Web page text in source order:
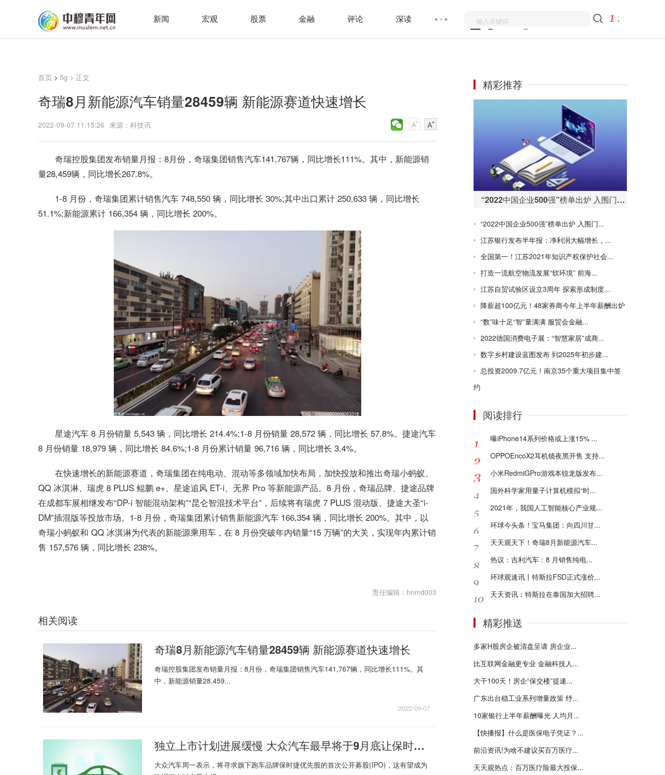
新闻 宏观 股票 金融 评论 深读
首页 > 5g > 正文
奇瑞8月新能源汽车销量28459辆 新能源赛道快速增长
2022-09-07 11:15:26 来源：科技讯
奇瑞控股集团发布销量月报：8月份，奇瑞集团销售汽车141,767辆，同比增长111%。其中，新能源销
量28,459辆，同比增长267.8%。
1-8 月份，奇瑞集团累计销售汽车 748,550 辆，同比增长 30%;其中出口累计 250,633 辆，同比增长
51.1%;新能源累计 166,354 辆，同比增长 200%。
星途汽车 8 月份销量 5,543 辆，同比增长 214.4%;1-8 月份销量 28,572 辆，同比增长 57.8%。捷途汽车
8 月份销量 18,979 辆，同比增长 84.6%;1-8 月份累计销量 96,716 辆，同比增长 3.4%。
在快速增长的新能源赛道，奇瑞集团在纯电动、混动等多领域加快布局，加快投放和推出奇瑞小蚂蚁、
QQ 冰淇淋、瑞虎 8 PLUS 鲲鹏 e+、星途追风 ET-i、无界 Pro 等新能源产品。8 月份，奇瑞品牌、捷途品牌
在成都车展相继发布“DP-i 智能混动架构”“昆仑智混技术平台”，后续将有瑞虎 7 PLUS 混动版、捷途大圣“i-
DM”插混版等投放市场。1-8 月份，奇瑞集团累计销售新能源汽车 166,354 辆，同比增长 200%。其中，以
奇瑞小蚂蚁和 QQ 冰淇淋为代表的新能源乘用车，在 8 月份突破年内销量“15 万辆”的大关，实现年内累计销
售 157,576 辆，同比增长 238%。
责任编辑：hnmd003
相关阅读
奇瑞8月新能源汽车销量28459辆 新能源赛道快速增长
奇瑞控股集团发布销量月报：8月份，奇瑞集团销售汽车141,767辆，同比增长111%。其
中，新能源销量28,459...
2022-09-07
独立上市计划进展缓慢 大众汽车最早将于9月底让保时捷上市
大众汽车周一表示，将寻求旗下跑车品牌保时捷优先股的首次公开募股(IPO)，这有望成为
精彩推荐
“2022中国企业500强”榜单出炉 入围门槛为446.25亿元
“2022中国企业500强”榜单出炉 入围门...
江苏银行发布半年报：净利润大幅增长，...
全国第一！江苏2021年知识产权保护社会...
打造一流航空物流发展“软环境” 前海...
江苏自贸试验区设立3周年 探索形成制度...
降薪超100亿元！48家券商今年上半年薪酬出炉
“数”味十足“智”量满满 服贸会金融...
2022德国消费电子展：“智慧家居”成商...
数字乡村建设蓝图发布 到2025年初步建...
总投资2009.7亿元！南京35个重大项目集中签
约
阅读排行
曝iPhone14系列价格或上涨15% ...
OPPOEncoX2耳机镜夜黑开售 支持...
小米RedmiGPro游戏本锐龙版发布...
国外科学家用量子计算机模拟“时...
2021年，我国人工智能核心产业规...
环球今头条！宝马集团：向四川甘...
天天观天下！奇瑞8月新能源汽车...
热议：吉利汽车：8 月销售纯电...
环球观速讯丨特斯拉FSD正式涨价...
天天资讯：特斯拉在泰国加大招聘...
精彩推送
多家H股房企被清盘呈请 房企业...
比互联网金融更专业 金融科技人...
大干100天！房企“保交楼”提速...
广东出台稳工业系列增量政策 纾...
10家银行上半年薪酬曝光 人均月...
【快播报】什么是医保电子凭证？...
前沿资讯!为啥不建议买百万医疗...
天天观热点：百万医疗险最大投保...